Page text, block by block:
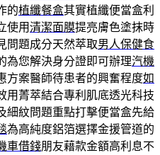
的植纖餐盒其實植纖便當盒利
使用清潔面膜提亮膚色塗抹時
問題成分天然萃取男人保健食
為您解決身分證即可辦理汽機
方案醫師待患者的興奮程度如
用菁萃結合專利肌底透光科技
細紋問題重點打擊便當盒先給
為高純度鋁箔選擇金援管道的
車借錢朋友藉款金額高利息不